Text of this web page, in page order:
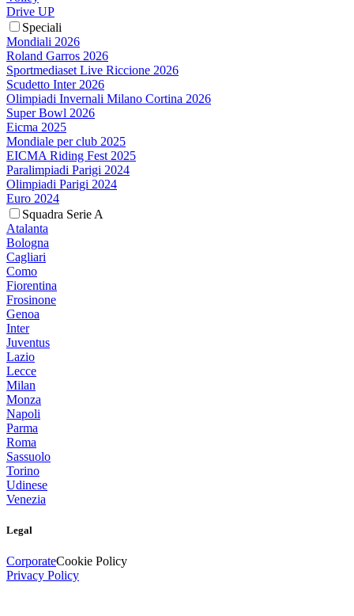
Drive UP
Speciali
Mondiali 2026
Roland Garros 2026
Sportmediaset Live Riccione 2026
Scudetto Inter 2026
Olimpiadi Invernali Milano Cortina 2026
Super Bowl 2026
Eicma 2025
Mondiale per club 2025
EICMA Riding Fest 2025
Paralimpiadi Parigi 2024
Olimpiadi Parigi 2024
Euro 2024
Squadra Serie A
Atalanta
Bologna
Cagliari
Como
Fiorentina
Frosinone
Genoa
Inter
Juventus
Lazio
Lecce
Milan
Monza
Napoli
Parma
Roma
Sassuolo
Torino
Udinese
Venezia
Legal
CorporateCookie Policy
Privacy Policy